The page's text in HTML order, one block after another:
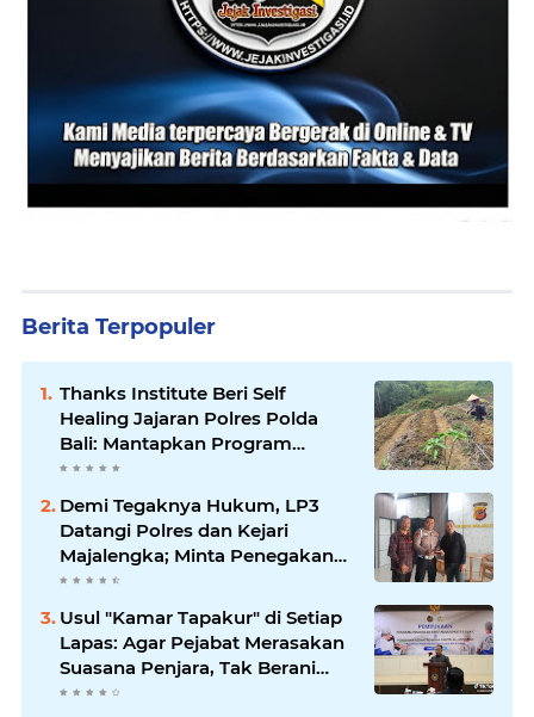
Berita Terpopuler
Thanks Institute Beri Self
Healing Jajaran Polres Polda
Bali: Mantapkan Program
Unggulan Kapolda
Demi Tegaknya Hukum, LP3
Datangi Polres dan Kejari
Majalengka; Minta Penegakan
Proporsional: Restoratif untuk
Lemah, Tegas untuk Narkoba &
Oknum
Usul "Kamar Tapakur" di Setiap
Lapas: Agar Pejabat Merasakan
Suasana Penjara, Tak Berani
Korupsi dan Menyalahgunakan